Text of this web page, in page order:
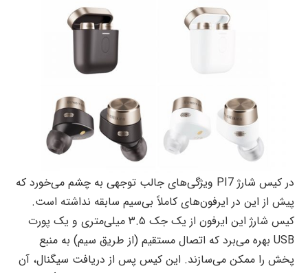
در کیس شارژ PI7 ویژگی‌های جالب توجهی به چشم می‌خورد که
پیش از این در ایرفون‌های کاملاً بی‌سیم سابقه نداشته است.
کیس شارژ این ایرفون از یک جک ۳.۵ میلی‌متری و یک پورت
USB بهره می‌برد که اتصال مستقیم (از طریق سیم) به منبع
پخش را ممکن می‌سازند. این کیس پس از دریافت سیگنال، آن